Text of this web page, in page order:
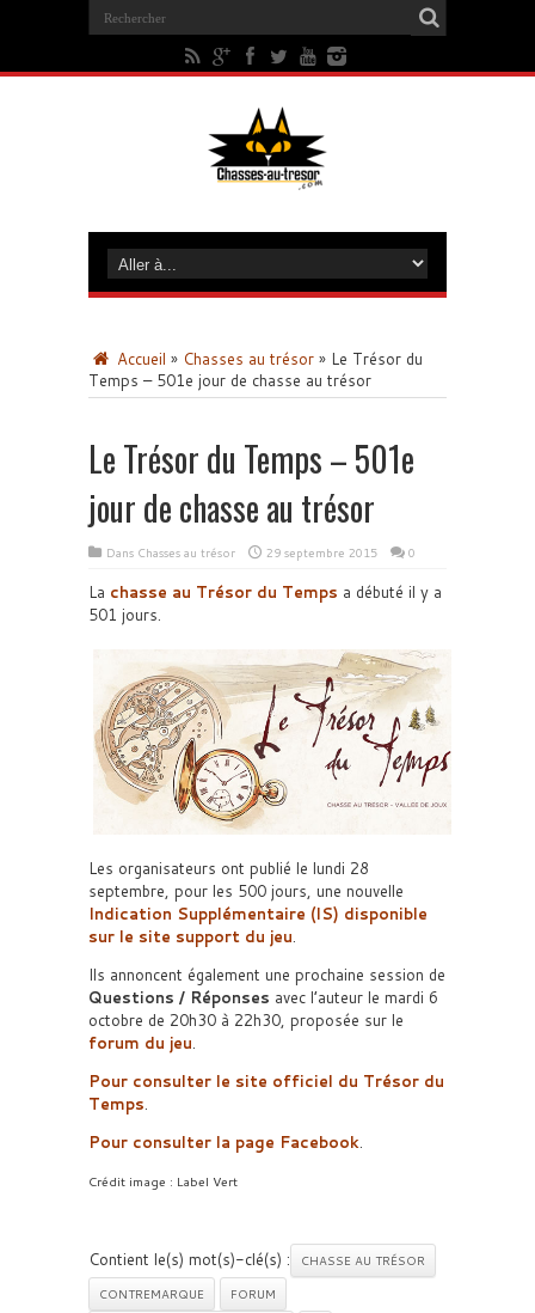
Accueil » Chasses au trésor » Le Trésor du
Temps – 501e jour de chasse au trésor
Le Trésor du Temps – 501e
jour de chasse au trésor
Dans Chasses au trésor 29 septembre 2015 0
La chasse au Trésor du Temps a débuté il y a
501 jours.
Les organisateurs ont publié le lundi 28
septembre, pour les 500 jours, une nouvelle
Indication Supplémentaire (IS) disponible
sur le site support du jeu.
Ils annoncent également une prochaine session de
Questions / Réponses avec l’auteur le mardi 6
octobre de 20h30 à 22h30, proposée sur le
forum du jeu.
Pour consulter le site officiel du Trésor du
Temps.
Pour consulter la page Facebook.
Crédit image : Label Vert
Contient le(s) mot(s)-clé(s) :
CHASSE AU TRÉSOR
CONTREMARQUE
FORUM